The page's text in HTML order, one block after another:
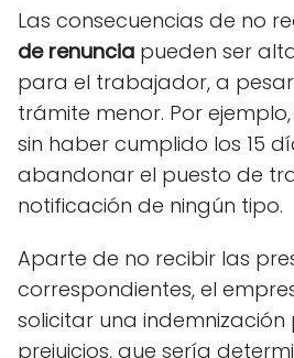
Las consecuencias de no
de renuncia pueden ser
para el trabajador, a
trámite menor. Por
sin haber cumplido los 15
abandonar el puesto de
notificación de ningún tipo.
Aparte de no recibir las
correspondientes, el
solicitar una
prejuicios, que sería